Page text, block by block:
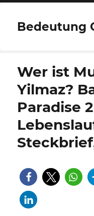
Bedeutung
Wer ist
Yilmaz?
Paradise